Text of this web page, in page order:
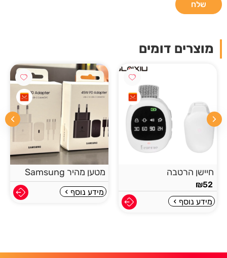
מוצרים דומים
חיישן הרטבה
₪52
מידע נוסף
מטען מהיר Samsung
מידע נוסף